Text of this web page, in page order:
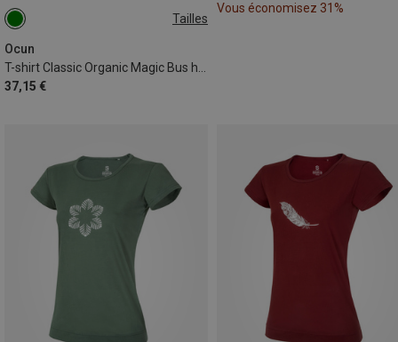
Tailles
Ocun
37,15 €
S
Vous économisez 31%